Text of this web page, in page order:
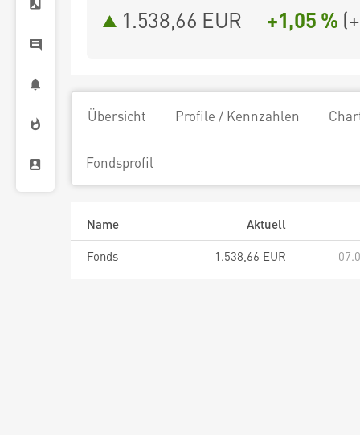
1.538,66 EUR +1,05 % (
Übersicht Profile / Kennzahlen
Fondsprofil
Name
Aktuell
Fonds
1.538,66 EUR